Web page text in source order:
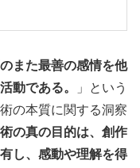
また最善の感情を他
動である。
」という
の本質に関する洞察
の真の目的は、創作
し、感動や理解を得